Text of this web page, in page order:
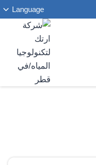
Language